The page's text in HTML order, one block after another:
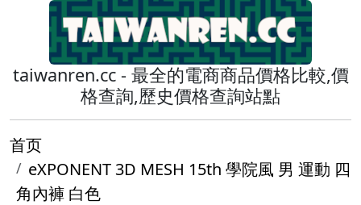
taiwanren.cc - 最全的電商商品價格比較,價
格查詢,歷史價格查詢站點
首页
eXPONENT 3D MESH 15th 學院風 男 運動 四
角內褲 白色